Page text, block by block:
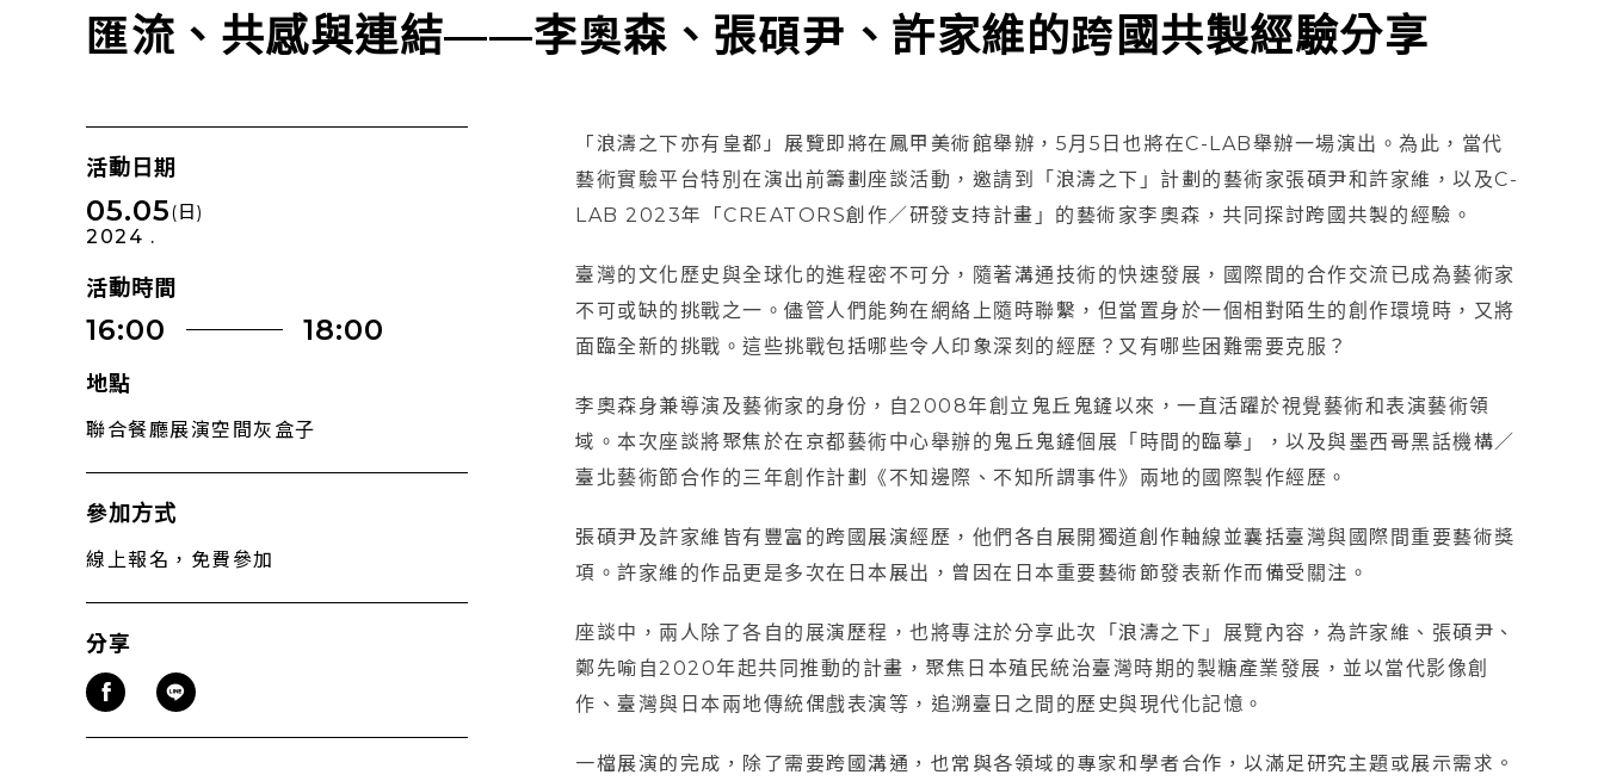
匯流、共感與連結——李奧森、張碩尹、許家維的跨國共製經驗分享
活動日期
05.05(日)
2024 .
活動時間
16:00 18:00
地點
聯合餐廳展演空間灰盒子
參加方式
線上報名，免費參加
分享
「浪濤之下亦有皇都」展覽即將在鳳甲美術館舉辦，5月5日也將在C-LAB舉辦一場演出。為此，當代
藝術實驗平台特別在演出前籌劃座談活動，邀請到「浪濤之下」計劃的藝術家張碩尹和許家維，以及C-
LAB 2023年「CREATORS創作／研發支持計畫」的藝術家李奧森，共同探討跨國共製的經驗。
臺灣的文化歷史與全球化的進程密不可分，隨著溝通技術的快速發展，國際間的合作交流已成為藝術家
不可或缺的挑戰之一。儘管人們能夠在網絡上隨時聯繫，但當置身於一個相對陌生的創作環境時，又將
面臨全新的挑戰。這些挑戰包括哪些令人印象深刻的經歷？又有哪些困難需要克服？
李奧森身兼導演及藝術家的身份，自2008年創立鬼丘鬼鏟以來，一直活躍於視覺藝術和表演藝術領
域。本次座談將聚焦於在京都藝術中心舉辦的鬼丘鬼鏟個展「時間的臨摹」，以及與墨西哥黑話機構／
臺北藝術節合作的三年創作計劃《不知邊際、不知所謂事件》兩地的國際製作經歷。
張碩尹及許家維皆有豐富的跨國展演經歷，他們各自展開獨道創作軸線並囊括臺灣與國際間重要藝術獎
項。許家維的作品更是多次在日本展出，曾因在日本重要藝術節發表新作而備受關注。
座談中，兩人除了各自的展演歷程，也將專注於分享此次「浪濤之下」展覽內容，為許家維、張碩尹、
鄭先喻自2020年起共同推動的計畫，聚焦日本殖民統治臺灣時期的製糖產業發展，並以當代影像創
作、臺灣與日本兩地傳統偶戲表演等，追溯臺日之間的歷史與現代化記憶。
一檔展演的完成，除了需要跨國溝通，也常與各領域的專家和學者合作，以滿足研究主題或展示需求。